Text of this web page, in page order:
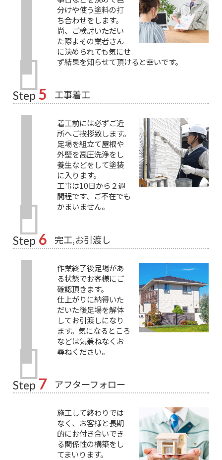
分けや使う塗料の打
ち合わせをします。
尚、ご検討いただい
た際よその業者さん
に決められても気にせ
ず結果を知らせて頂けると幸いです。
Step 5 工事着工
着工前には必ずご近
所へご挨拶致します。
足場を組立て屋根や
外壁を高圧洗浄をし
養生などをして塗装
に入ります。
工事は10日から２週
間程です、ご不在でも
かまいません。
Step 6 完工,お引渡し
作業終了後足場があ
る状態でお客様にご
確認頂きます。
仕上がりに納得いた
だいた後足場を解体
してお引渡しになり
ます。気になるところ
などは気兼ねなくお
尋ねください。
Step 7 アフターフォロー
施工して終わりでは
なく、お客様と長期
的にお付き合いでき
る関係性の構築をし
てまいります。